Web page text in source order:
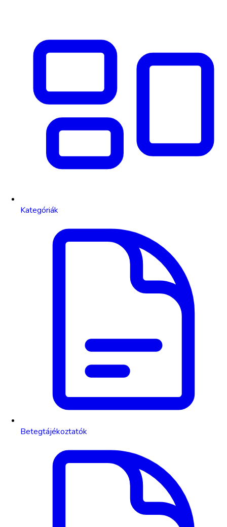
Kategóriák
Betegtájékoztatók